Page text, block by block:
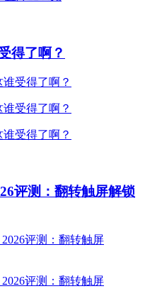
得了啊？
评测：翻转触屏解锁